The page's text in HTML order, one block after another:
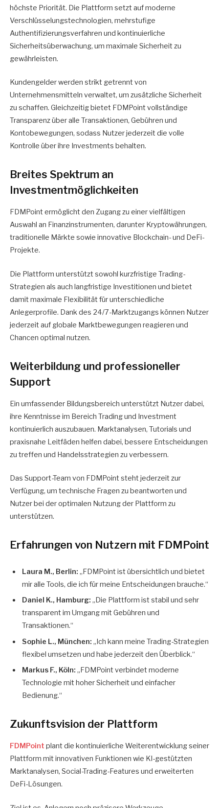
höchste Priorität. Die Plattform setzt auf moderne
Verschlüsselungstechnologien, mehrstufige
Authentifizierungsverfahren und kontinuierliche
Sicherheitsüberwachung, um maximale Sicherheit zu
gewährleisten.
Kundengelder werden strikt getrennt von
Unternehmensmitteln verwaltet, um zusätzliche Sicherheit
zu schaffen. Gleichzeitig bietet FDMPoint vollständige
Transparenz über alle Transaktionen, Gebühren und
Kontobewegungen, sodass Nutzer jederzeit die volle
Kontrolle über ihre Investments behalten.
Breites Spektrum an
Investmentmöglichkeiten
FDMPoint ermöglicht den Zugang zu einer vielfältigen
Auswahl an Finanzinstrumenten, darunter Kryptowährungen,
traditionelle Märkte sowie innovative Blockchain- und DeFi-
Projekte.
Die Plattform unterstützt sowohl kurzfristige Trading-
Strategien als auch langfristige Investitionen und bietet
damit maximale Flexibilität für unterschiedliche
Anlegerprofile. Dank des 24/7-Marktzugangs können Nutzer
jederzeit auf globale Marktbewegungen reagieren und
Chancen optimal nutzen.
Weiterbildung und professioneller
Support
Ein umfassender Bildungsbereich unterstützt Nutzer dabei,
ihre Kenntnisse im Bereich Trading und Investment
kontinuierlich auszubauen. Marktanalysen, Tutorials und
praxisnahe Leitfäden helfen dabei, bessere Entscheidungen
zu treffen und Handelsstrategien zu verbessern.
Das Support-Team von FDMPoint steht jederzeit zur
Verfügung, um technische Fragen zu beantworten und
Nutzer bei der optimalen Nutzung der Plattform zu
unterstützen.
Erfahrungen von Nutzern mit FDMPoint
Laura M., Berlin: „FDMPoint ist übersichtlich und bietet
mir alle Tools, die ich für meine Entscheidungen brauche.“
Daniel K., Hamburg: „Die Plattform ist stabil und sehr
transparent im Umgang mit Gebühren und
Transaktionen.“
Sophie L., München: „Ich kann meine Trading-Strategien
flexibel umsetzen und habe jederzeit den Überblick.“
Markus F., Köln: „FDMPoint verbindet moderne
Technologie mit hoher Sicherheit und einfacher
Bedienung.“
Zukunftsvision der Plattform
FDMPoint plant die kontinuierliche Weiterentwicklung seiner
Plattform mit innovativen Funktionen wie KI-gestützten
Marktanalysen, Social-Trading-Features und erweiterten
DeFi-Lösungen.